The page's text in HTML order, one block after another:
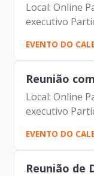
Local: Online
executivo
Dantas
Pimentel –
Organizacional
EVENTO DO
Reunião
Local: Online
executivo
Dantas
Pimentel –
Organizacional
EVENTO DO
Reunião de